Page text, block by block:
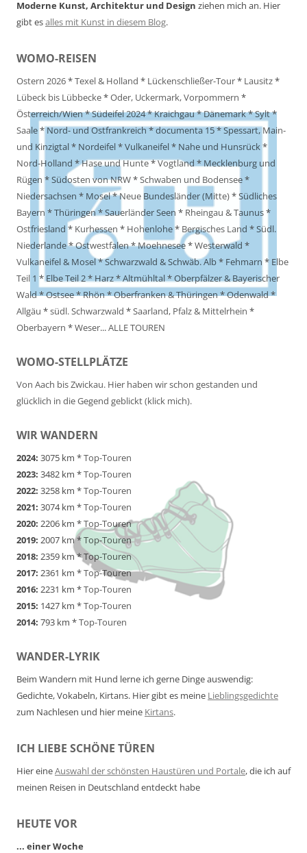
Moderne Kunst, Architektur und Design ziehen mich an. Hier
gibt esalles mit Kunst in diesem Blog.
WOMO-REISEN
Ostern 2026*Texel & Holland * Lückenschließer-Tour* Lausitz*
Lübeck bis Lübbecke*Oder, Uckermark, Vorpommern *
Österreich/Wien*Südeifel 2024*Kraichgau*Dänemark*Sylt*
Saale*Nord- und Ostfrankreich*documenta 15*Spessart, Main-
und Kinzigtal* Nordeifel*Vulkaneifel* Nahe und Hunsrück*
Nord-Holland *Hase und Hunte*Vogtland*Mecklenburg und
Rügen *Südosten von NRW*Schwaben und Bodensee*
Niedersachsen * Mosel*Neue Bundesländer (Mitte)*Südliches
Bayern *Thüringen*Sauerländer Seen * Rheingau & Taunus*
Ostfriesland * Kurhessen * Hohenlohe* Bergisches Land *Südl.
Niederlande*Ostwestfalen*Moehnesee*Westerwald *
Vulkaneifel & Mosel*Schwarzwald & Schwäb. Alb* Fehmarn * Elbe
Teil 1 *Elbe Teil 2*Harz*Altmühltal*Oberpfälzer & Bayerischer
Wald*Ostsee*Rhön*Oberfranken & Thüringen*Odenwald*
Allgäu *südl. Schwarzwald *Saarland, Pfalz & Mittelrhein *
Oberbayern *Weser...ALLE TOUREN
WOMO-STELLPLÄTZE
Von Aach bis Zwickau. Hier haben wir schon gestanden und
glücklich in die Gegend geblickt (klick mich).
WIR WANDERN
2024: 3075 km *Top-Touren
2023: 3482 km *Top-Touren
2022: 3258 km *Top-Touren
2021: 3074 km *Top-Touren
2020: 2206 km *Top-Touren
2019: 2007 km *Top-Touren
2018: 2359 km *Top-Touren
2017: 2361 km *Top-Touren
2016: 2231 km *Top-Touren
2015: 1427 km *Top-Touren
2014: 793 km *Top-Touren
WANDER-LYRIK
Beim Wandern mit Hund lerne ich gerne Dinge auswendig:
Gedichte, Vokabeln, Kirtans. Hier gibt es meine Lieblingsgedichte
zum Nachlesen und hier meine Kirtans.
ICH LIEBE SCHÖNE TÜREN
Hier eineAuswahl der schönsten Haustüren und Portale, die ich auf
meinen Reisen in Deutschland entdeckt habe
HEUTE VOR
... einer Woche